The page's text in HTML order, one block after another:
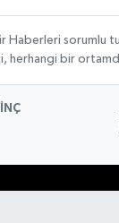
Haberleri sorumlu
herhangi bir